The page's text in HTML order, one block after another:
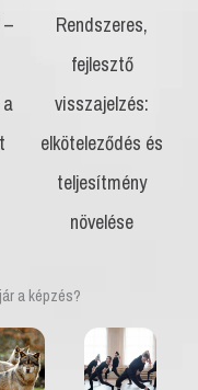
Rendszeres,
fejlesztő
visszajelzés:
elköteleződés és
teljesítmény
növelése
a képzés?